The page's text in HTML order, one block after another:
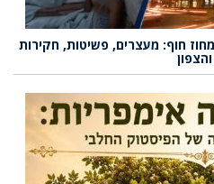
חוף: מעצרים, פשיטות, חקירות